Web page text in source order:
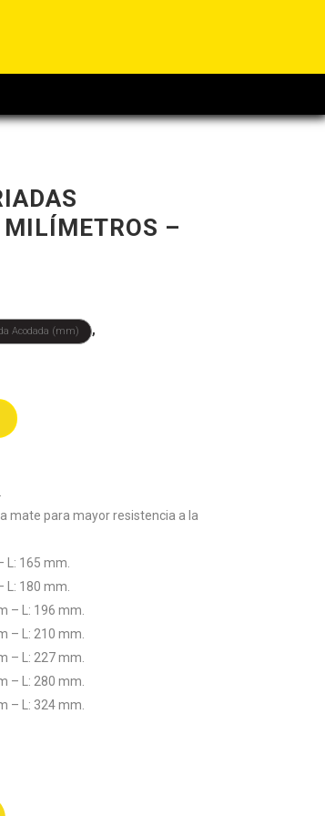
–
Acodada (mm) ,
mate para mayor resistencia a la
L: 165 mm.
L: 180 mm.
– L: 196 mm.
– L: 210 mm.
– L: 227 mm.
– L: 280 mm.
– L: 324 mm.